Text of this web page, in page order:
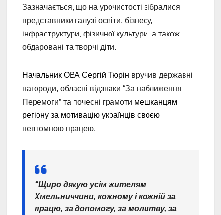
Зазначається, що на урочистості зібралися
представники галузі освіти, бізнесу,
інфраструктури, фізичної культури, а також
обдаровані та творчі діти.
Начальник ОВА Сергій Тюрін вручив державні
нагороди, обласні відзнаки “За наближення
Перемоги” та почесні грамоти мешканцям
регіону за мотивацію українців своєю
невтомною працею.
“Щиро дякую усім жителям
Хмельниччини, кожному і кожній за
працю, за допомогу, за молитву, за